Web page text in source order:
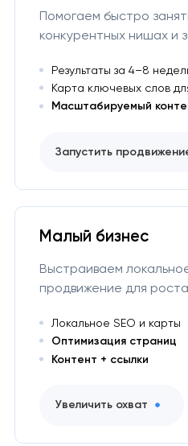
Помогаем быстро
конкурентных нишах и
Результаты за 4–8
Карта ключевых слов
Масштабируемый
Запустить
Малый бизнес
Выстраиваем
продвижение для
Локальное SEO и карты
Оптимизация страниц
Контент + ссылки
Увеличить охват